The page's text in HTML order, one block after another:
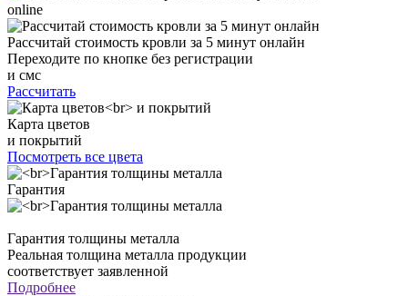
online
Рассчитай стоимость кровли за 5 минут онлайн
Переходите по кнопке без регистрации
и смс
Рассчитать
Карта цветов
и покрытий
Посмотреть все цвета
Гарантия
Гарантия толщины металла
Реальная толщина металла продукции
соответствует заявленной
Подробнее